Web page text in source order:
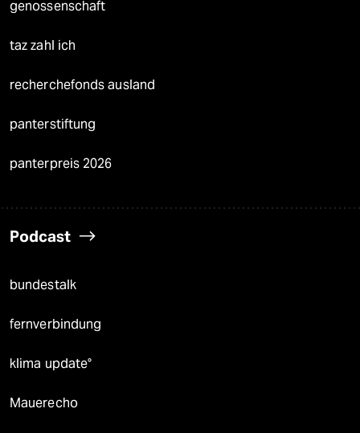
genossenschaft
taz zahl ich
recherchefonds ausland
panterstiftung
panterpreis 2026
Podcast
bundestalk
fernverbindung
klima update°
Mauerecho